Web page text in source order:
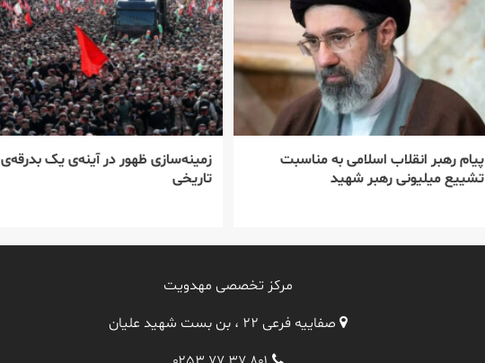
پیام رهبر انقلاب اسلامی به مناسبت
تشییع میلیونی رهبر شهید
زمینه‌سازی ظهور در آینه‌ی یک بدرقه‌ی
تاریخی
مرکز تخصصی مهدویت
صفاییه فرعی ۲۲ ، بن بست شهید علیان